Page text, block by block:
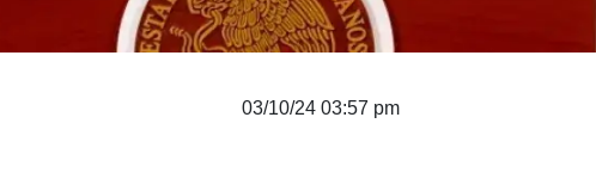
03/10/24 03:57 pm